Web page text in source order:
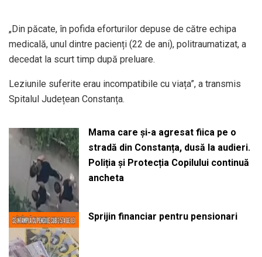
„Din păcate, în pofida eforturilor depuse de către echipa
medicală, unul dintre pacienți (22 de ani), politraumatizat, a
decedat la scurt timp după preluare.
Leziunile suferite erau incompatibile cu viața”, a transmis
Spitalul Județean Constanța.
Mama care și-a agresat fiica pe o
stradă din Constanța, dusă la audieri.
Poliția și Protecția Copilului continuă
ancheta
Sprijin financiar pentru pensionari